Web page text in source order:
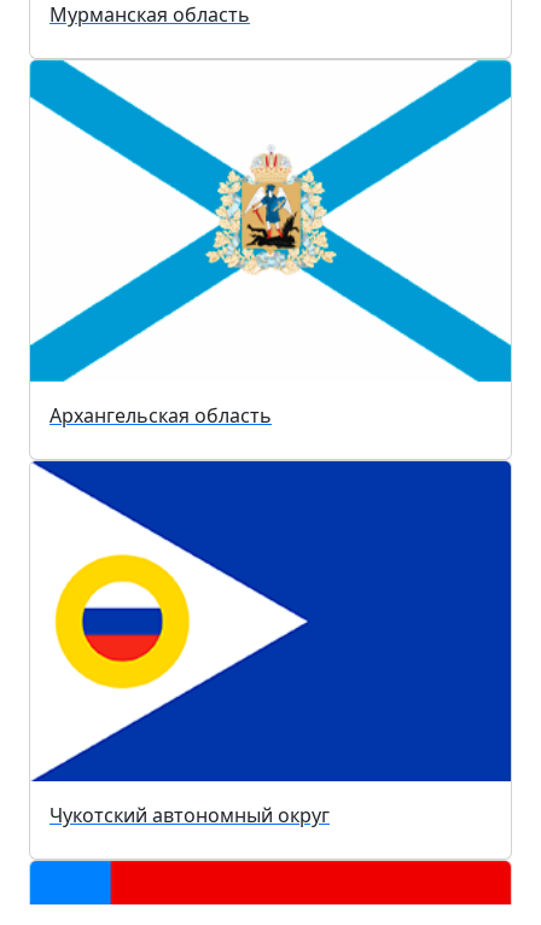
Мурманская область
Архангельская область
Чукотский автономный округ